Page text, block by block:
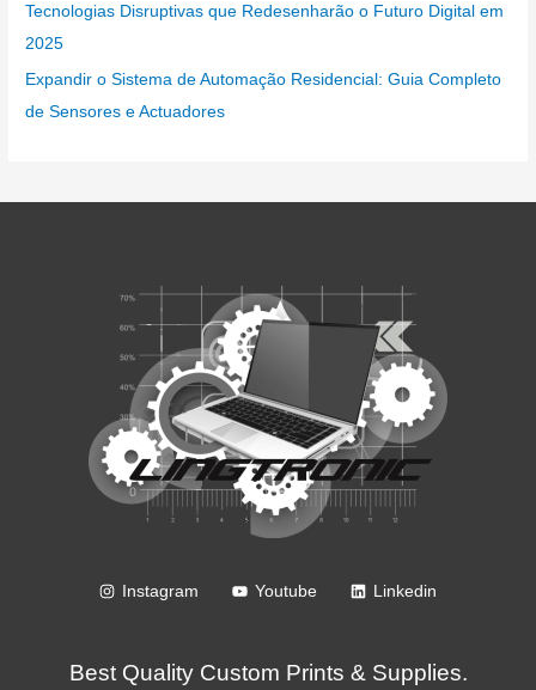
Tecnologias Disruptivas que Redesenharão o Futuro Digital em
2025
Expandir o Sistema de Automação Residencial: Guia Completo
de Sensores e Actuadores
Instagram Youtube Linkedin
Best Quality Custom Prints & Supplies.